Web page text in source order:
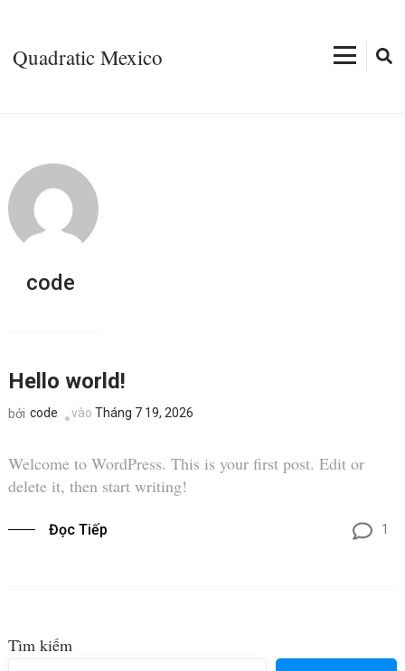
Enter)
Quadratic Mexico
code
Hello world!
bởi code vào Tháng 7 19, 2026
Welcome to WordPress. This is your first post. Edit or
delete it, then start writing!
Đọc Tiếp 1
Tìm kiếm